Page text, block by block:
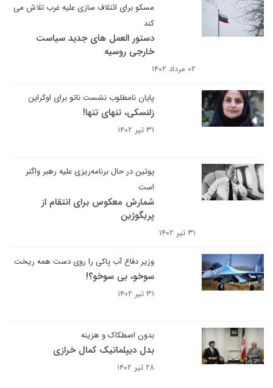
مسکو برای ائتلاف سازی علیه غرب تلاش می
کند
دستور العمل های جدید سیاست
خارجی روسیه
۰۲ مرداد ۱۴۰۲
پایان نامطلوب نشست ناتو برای اوکراین
زلنسکی، تنهای تنها!
۳۱ تیر ۱۴۰۲
پوتین در حال برنامه‌ریزی علیه رهبر واگنر
است
شمارش معکوس برای انتقام از
پریگوژین
۳۱ تیر ۱۴۰۲
وزیر دفاع آب پاکی را روی دست همه ریخت
سوخو، بی سوخو؟!
۳۱ تیر ۱۴۰۲
بدون اصطکاک و هزینه
بدل دیپلماتیک کمال خرازی
۲۸ تیر ۱۴۰۲